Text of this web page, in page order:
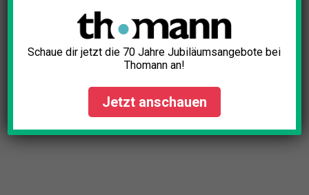
Cello Kolophonium Test: Die 5
besten (Bestenliste)
April 24, 2025
Schaue dir jetzt die 70 Jahre Jubiläumsangebote bei
Thomann an!
Jetzt anschauen